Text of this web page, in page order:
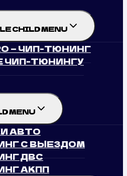
CHILD MENU
— ЧИП-ТЮНИНГ
ЧИП-ТЮНИНГУ
MENU
АВТО
С ВЫЕЗДОМ
ДВС
АКПП